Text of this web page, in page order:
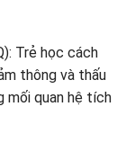
Trẻ học cách
thông và thấu
mối quan hệ tích